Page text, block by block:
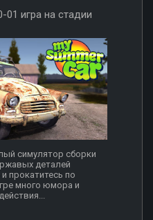
01 игра на стадии
симулятор сборки
деталей
прокатитесь по
много юмора и